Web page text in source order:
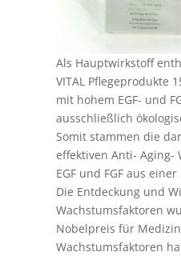
Als Hauptwirkstoff
VITAL Pflegeprodukte
mit hohem EGF- und
ausschließlich
Somit stammen die
effektiven Anti- Aging-
EGF und FGF aus
Die Entdeckung und
Wachstumsfaktoren
Nobelpreis für
Wachstumsfaktoren